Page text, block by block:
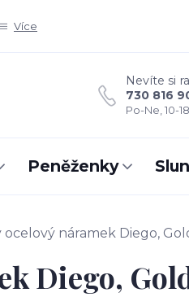
Více
Nevíte si
730 816
Po-Ne, 10-
Peněženky
ocelový náramek Diego,
Diego,